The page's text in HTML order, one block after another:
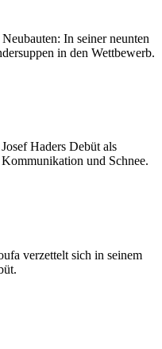
In seiner neunten
in den Wettbewerb.
Haders Debüt als
und Schnee.
verzettelt sich in seinem